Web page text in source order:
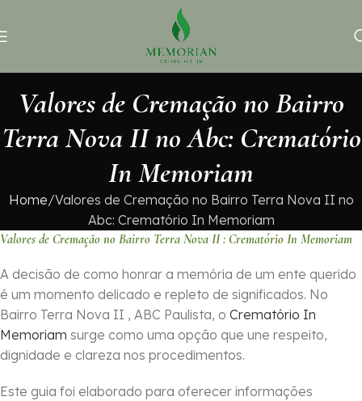
Valores de Cremação no Bairro
Terra Nova II no Abc: Crematório
In Memoriam
Home Valores de Cremação no Bairro Terra Nova II no
Abc: Crematório In Memoriam
Valores de Cremação no Bairro Terra Nova II : Crematório In Memoriam
A decisão de como honrar a memória de um ente querido
é um momento delicado e repleto de significados. No
Bairro Terra Nova II , ABC Paulista, o Crematório In
Memoriam surge como uma opção que une respeito,
dignidade e clareza nos procedimentos.
Este guia foi elaborado para oferecer informações